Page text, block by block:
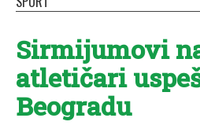
Sirmijumovi
atletičari
Beogradu